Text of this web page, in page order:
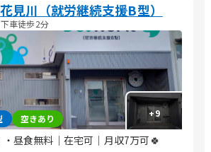
見川（就労継続支援B型）
車徒歩2分
+9
空きあり
昼食無料｜在宅可｜月収7万可🍀